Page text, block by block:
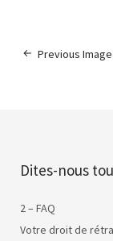
Previous Image
Dites-nous
2 – FAQ
Votre droit de